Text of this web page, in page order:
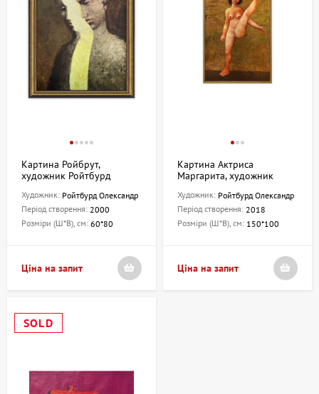
Картина Ройбрут,
художник Ройтбурд
Художник: Ройтбурд Олександр
Період створення: 2000
Розміри (Ш*В), см: 60*80
Ціна на запит
Картина Актриса
Маргарита, художник
Художник: Ройтбурд Олександр
Період створення: 2018
Розміри (Ш*В), см: 150*100
Ціна на запит
SOLD